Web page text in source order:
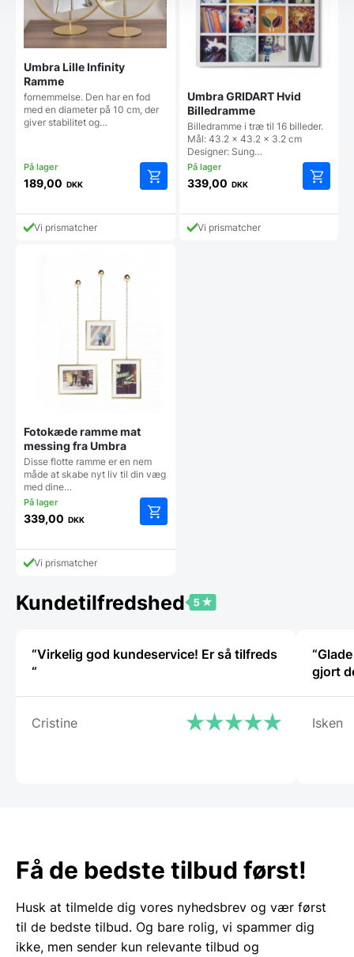
Umbra Lille Infinity
Ramme
fornemmelse. Den har en fod
med en diameter på 10 cm, der
giver stabilitet og…
189,00 DKK
Vi prismatcher
Umbra GRIDART Hvid
Billedramme
Billedramme i træ til 16 billeder.
Mål: 43.2 x 43.2 x 3.2 cm
Designer: Sung…
339,00 DKK
Vi prismatcher
Fotokæde ramme mat
messing fra Umbra
Disse flotte ramme er en nem
måde at skabe nyt liv til din væg
med dine…
339,00 DKK
Vi prismatcher
Kundetilfredshed
“Virkelig god kundeservice! Er så tilfreds
“
Cristine
gjort
Isken
Få de bedste tilbud først!
Husk at tilmelde dig vores nyhedsbrev og vær først
til de bedste tilbud. Og bare rolig, vi spammer dig
ikke, men sender kun relevante tilbud og